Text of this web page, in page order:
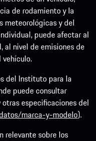
de rodamiento y la
meteorológicas y del
puede afectar al
al nivel de emisiones de
vehículo.
del Instituto para la
puede consultar
especificaciones del
marca-y-modelo).
relevante sobre los